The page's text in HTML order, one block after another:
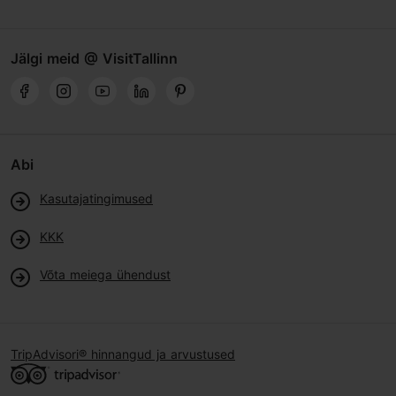
Jälgi meid @ VisitTallinn
Abi
Kasutajatingimused
KKK
Võta meiega ühendust
TripAdvisori® hinnangud ja arvustused